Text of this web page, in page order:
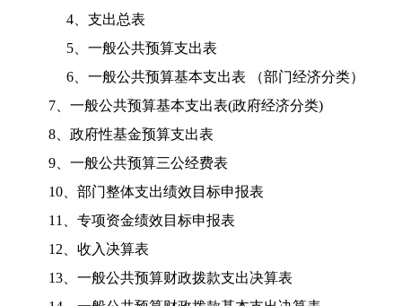
4、支出总表
5、一般公共预算支出表
6、一般公共预算基本支出表 （部门经济分类）
7、一般公共预算基本支出表(政府经济分类)
8、政府性基金预算支出表
9、一般公共预算三公经费表
10、部门整体支出绩效目标申报表
11、专项资金绩效目标申报表
12、收入决算表
13、一般公共预算财政拨款支出决算表